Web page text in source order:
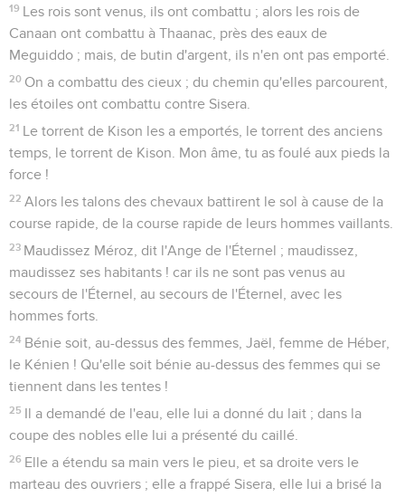
19 Les rois sont venus, ils ont combattu ; alors les rois de
Canaan ont combattu à Thaanac, près des eaux de
Meguiddo ; mais, de butin d'argent, ils n'en ont pas emporté.
20 On a combattu des cieux ; du chemin qu'elles parcourent,
les étoiles ont combattu contre Sisera.
21 Le torrent de Kison les a emportés, le torrent des anciens
temps, le torrent de Kison. Mon âme, tu as foulé aux pieds la
force !
22 Alors les talons des chevaux battirent le sol à cause de la
course rapide, de la course rapide de leurs hommes vaillants.
23 Maudissez Méroz, dit l'Ange de l'Éternel ; maudissez,
maudissez ses habitants ! car ils ne sont pas venus au
secours de l'Éternel, au secours de l'Éternel, avec les
hommes forts.
24 Bénie soit, au-dessus des femmes, Jaël, femme de Héber,
le Kénien ! Qu'elle soit bénie au-dessus des femmes qui se
tiennent dans les tentes !
25 Il a demandé de l'eau, elle lui a donné du lait ; dans la
coupe des nobles elle lui a présenté du caillé.
26 Elle a étendu sa main vers le pieu, et sa droite vers le
marteau des ouvriers ; elle a frappé Sisera, elle lui a brisé la